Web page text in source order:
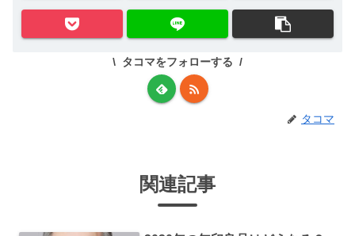
タコマをフォローする
タコマ
関連記事